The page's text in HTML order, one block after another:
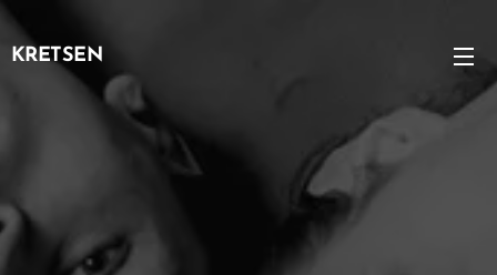
KRETSEN